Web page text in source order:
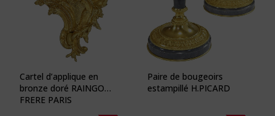
Cartel d’applique en
bronze doré RAINGO
FRERE PARIS
Paire de bougeoirs
estampillé H.PICARD